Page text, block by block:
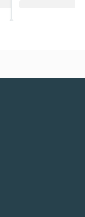
それぞれの本当
ント構築の最前